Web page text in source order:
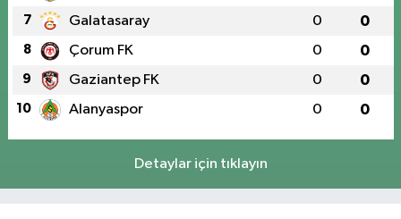
7 Galatasaray 0 0
8 Çorum FK 0 0
9 Gaziantep FK 0 0
10 Alanyaspor 0 0
Detaylar için tıklayın